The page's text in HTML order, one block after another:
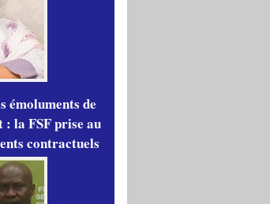
émoluments de
la FSF prise au
contractuels